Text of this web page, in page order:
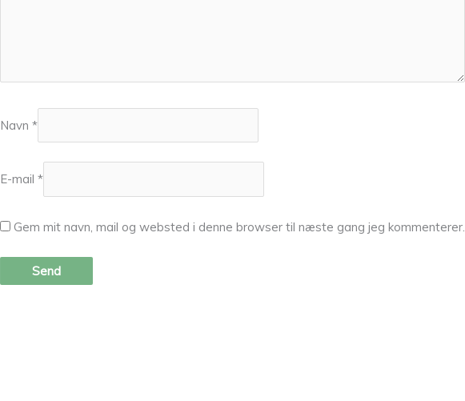
Navn *
E-mail *
Gem mit navn, mail og websted i denne browser til næste gang jeg kommenterer.